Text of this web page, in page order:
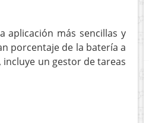
aplicación más sencillas y
porcentaje de la batería a
un gestor de tareas